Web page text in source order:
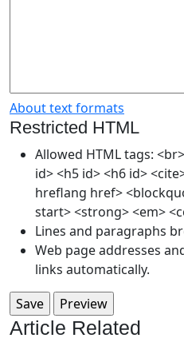
About text formats
Restricted HTML
Allowed HTML tags:
id> <h5 id> <h6 id>
hreflang href>
start> <strong> <em>
Lines and paragraphs
Web page addresses
links automatically.
Article Related